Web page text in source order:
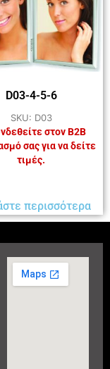
D03-4-5-6
SKU: D03
στον B2B
σας για να δείτε
τιμές.
περισσότερα